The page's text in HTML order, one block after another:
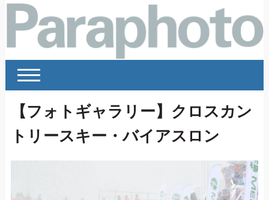
【フォトギャラリー】クロスカン
トリースキー・バイアスロン